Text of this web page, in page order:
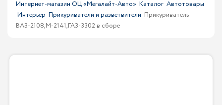
Интернет-магазин ОЦ «Мегалайт-Авто» Каталог Автотовары
Интерьер Прикуриватели и разветвители Прикуриватель
ВАЗ-2108,М-2141,ГАЗ-3302 в сборе